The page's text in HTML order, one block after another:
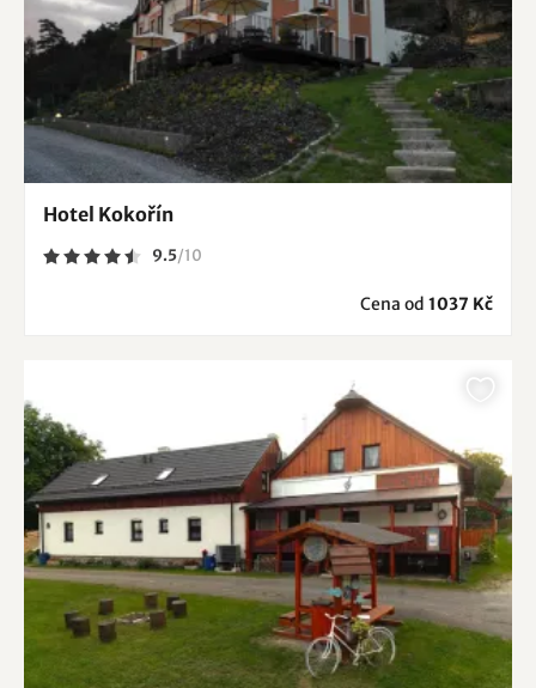
Hotel Kokořín
9.5/10
Cena od 1037 Kč